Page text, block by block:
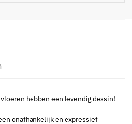
hebben een levendig dessin!
onafhankelijk en expressief